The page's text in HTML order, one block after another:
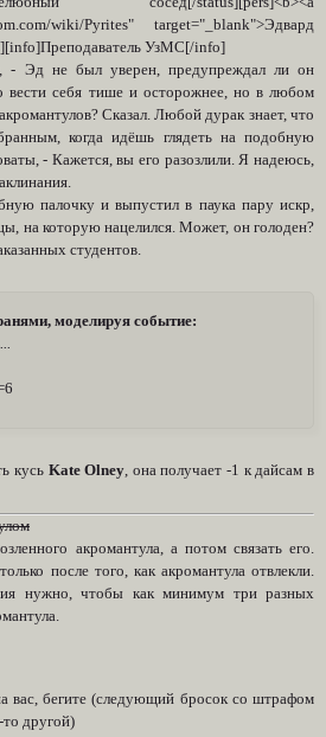
wiki/Pyrites" target="_blank">Эдвард
УзМС[/info]
- Эд не был уверен, предупреждал ли он
вести себя тише и осторожнее, но в любом
Сказал. Любой дурак знает, что
когда идёшь глядеть на подобную
- Кажется, вы его разозлили. Я надеюсь,
палочку и выпустил в паука пару искр,
на которую нацелился. Может, он голоден?
студентов.
моделируя событие:
кусь Kate Olney, она получает -1 к дайсам в
акромантула, а потом связать его.
после того, как акромантула отвлекли.
нужно, чтобы как минимум три разных
вас, бегите (следующий бросок со штрафом
то другой)